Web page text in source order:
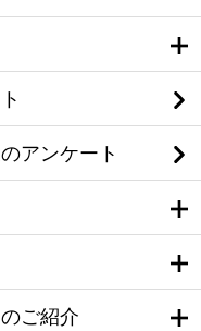
アンケート
ご紹介